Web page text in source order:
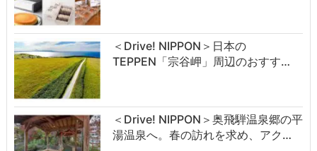
＜Drive! NIPPON＞日本の
TEPPEN「宗谷岬」周辺のおすす…
＜Drive! NIPPON＞奥飛騨温泉郷の平
湯温泉へ。春の訪れを求め、アク…